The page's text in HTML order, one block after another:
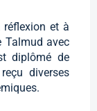
et à
Talmud avec
diplômé de
diverses